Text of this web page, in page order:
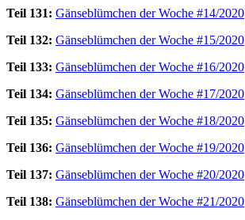
Teil 131: Gänseblümchen der Woche #14/2020
Teil 132: Gänseblümchen der Woche #15/2020
Teil 133: Gänseblümchen der Woche #16/2020
Teil 134: Gänseblümchen der Woche #17/2020
Teil 135: Gänseblümchen der Woche #18/2020
Teil 136: Gänseblümchen der Woche #19/2020
Teil 137: Gänseblümchen der Woche #20/2020
Teil 138: Gänseblümchen der Woche #21/2020